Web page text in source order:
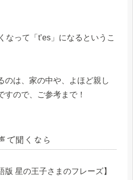
なって「t’es」になるというこ
のは、家の中や、よほど親し
すので、ご参考まで！
で聞くなら
版 星の王子さまのフレーズ】